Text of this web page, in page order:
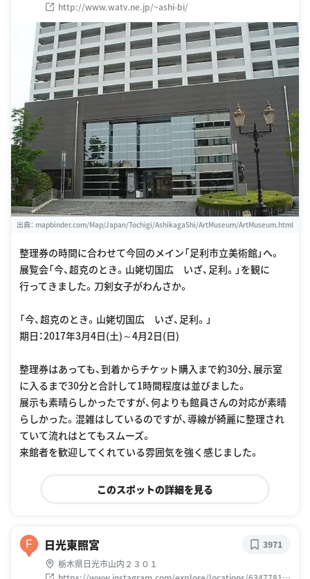
http://www.watv.ne.jp/~ashi-bi/
出典： mapbinder.com/Map/Japan/Tochigi/AshikagaShi/ArtMuseum/ArtMuseum.html
整理券の時間に合わせて今回のメイン「足利市立美術館」へ。
展覧会「今、超克のとき。山姥切国広 いざ、足利。」を観に
行ってきました。刀剣女子がわんさか。
「今、超克のとき。山姥切国広 いざ、足利。」
期日：2017年3月4日(土)～4月2日(日)
整理券はあっても、到着からチケット購入まで約30分、展示室
に入るまで30分と合計して1時間程度は並びました。
展示も素晴らしかったですが、何よりも館員さんの対応が素晴
らしかった。混雑はしているのですが、導線が綺麗に整理され
ていて流れはとてもスムーズ。
来館者を歓迎してくれている雰囲気を強く感じました。
このスポットの詳細を見る
F 日光東照宮
栃木県日光市山内２３０１
3971